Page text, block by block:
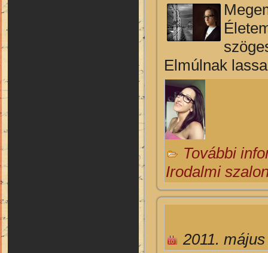
Elmúlnak
További
Irodalmi
2011.